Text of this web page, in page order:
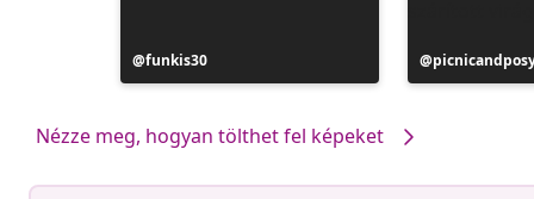
Bejegyzés
közzétevője
funkis30
Bejegyzés
közzétevője
Nézze meg, hogyan tölthet fel képeket